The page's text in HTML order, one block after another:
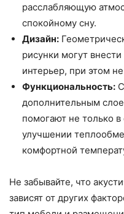
расслабляющую
спокойному сну.
Дизайн:
рисунки могут
интерьер, при этом
Функциональность:
дополнительным
помогают не только
улучшении
комфортной
Не забывайте, что
зависят от других